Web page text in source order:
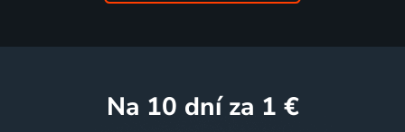
na 10 dní za 1 €